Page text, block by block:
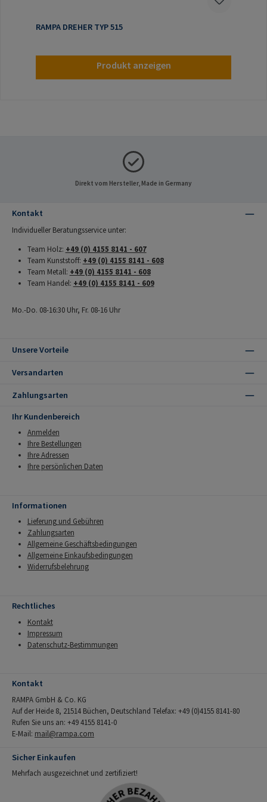
RAMPA DREHER TYP 515
Produkt anzeigen
Direkt vom Hersteller, Made in Germany
Kontakt
Individueller Beratungsservice unter:
Team Holz: +49 (0) 4155 8141 - 607
Team Kunststoff: +49 (0) 4155 8141 - 608
Team Metall: +49 (0) 4155 8141 - 608
Team Handel: +49 (0) 4155 8141 - 609
Mo.-Do. 08-16:30 Uhr, Fr. 08-16 Uhr
Unsere Vorteile
Versandarten
Zahlungsarten
Ihr Kundenbereich
Anmelden
Ihre Bestellungen
Ihre Adressen
Ihre persönlichen Daten
Informationen
Lieferung und Gebühren
Zahlungsarten
Allgemeine Geschäftsbedingungen
Allgemeine Einkaufsbedingungen
Widerrufsbelehrung
Rechtliches
Kontakt
Impressum
Datenschutz-Bestimmungen
Kontakt
RAMPA GmbH & Co. KG
Auf der Heide 8, 21514 Büchen, Deutschland Telefax: +49 (0)4155 8141-80
Rufen Sie uns an: +49 4155 8141-0
E-Mail: mail@rampa.com
Sicher Einkaufen
Mehrfach ausgezeichnet und zertifiziert!